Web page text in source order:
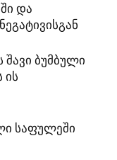
და
შავი ბუმბული
ის
საფულეში